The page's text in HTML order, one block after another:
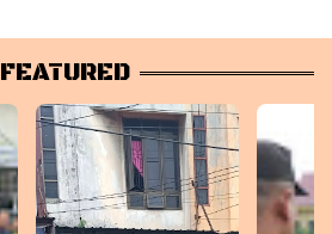
FEATURED